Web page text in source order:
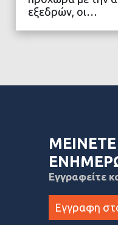
εξεδρών, οι…
ΜΕΙΝΕΤΕ
Εγγραφείτε
Εγγραφη